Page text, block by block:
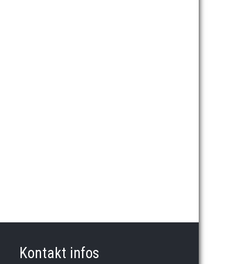
Kontakt infos